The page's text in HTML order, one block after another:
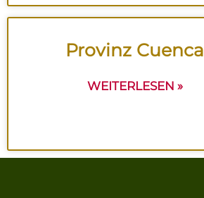
Provinz Cuenca
WEITERLESEN »